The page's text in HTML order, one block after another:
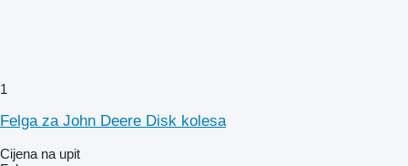
1
Felga za John Deere Disk kolesa
Cijena na upit